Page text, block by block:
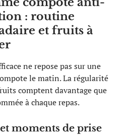
: routine
et fruits à
ne repose pas sur une
le matin. La régularité
comptent davantage que
à chaque repas.
moments de prise